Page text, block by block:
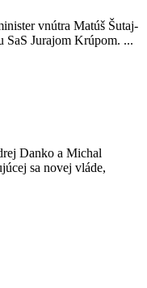
vnútra Matúš Šutaj-
SaS Jurajom Krúpom. ...
Danko a Michal
sa novej vláde,